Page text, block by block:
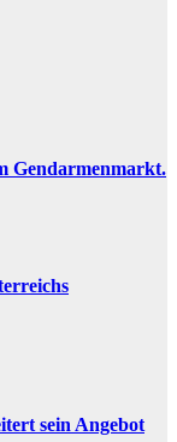
Gendarmenmarkt.
sein Angebot